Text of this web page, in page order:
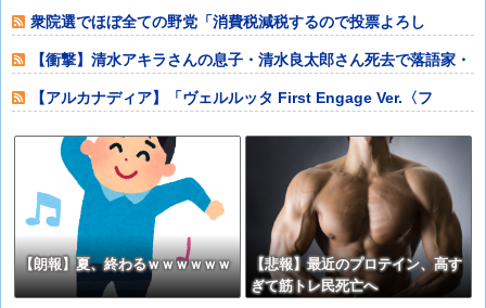
他
衆院選でほぼ全ての野党「消費税減税するので投票よろし
く！！」→現在の野党
【衝撃】清水アキラさんの息子・清水良太郎さん死去で落語家・
柳家小はださん
【アルカナディア】「ヴェルルッタ First Engage Ver.〈フ
【朗報】夏、終わるｗｗｗｗｗｗ
【悲報】最近のプロテイン、高す
ぎて筋トレ民死亡へ